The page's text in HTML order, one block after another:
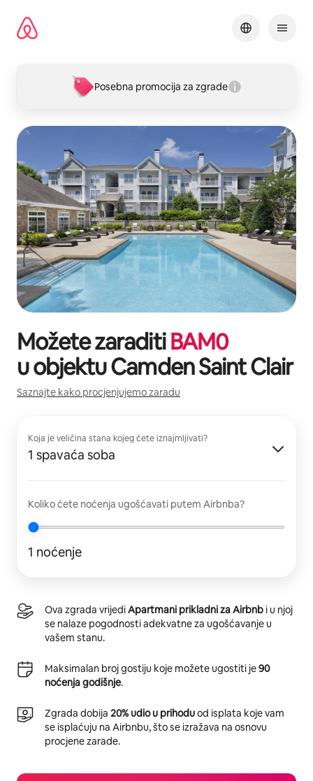
sadržaj
Posebna promocija za zgrade
Možete zaraditiBAM0
u objektuCamden Saint Clair
Saznajte kako procjenjujemo zaradu
Koja je veličina stana kojeg ćete iznajmljivati?
1 spavaća soba
Koliko ćete noćenja ugošćavati putem Airbnba?
1 noćenje
Ova zgrada vrijediApartmani prikladni za Airbnb i u njoj
se nalaze pogodnosti adekvatne za ugošćavanje u
vašem stanu.
Maksimalan broj gostiju koje možete ugostiti je90
noćenja godišnje.
Zgrada dobija 20% udio u prihoduod isplata koje vam
se isplaćuju na Airbnbu, što se izražava na osnovu
procjene zarade.